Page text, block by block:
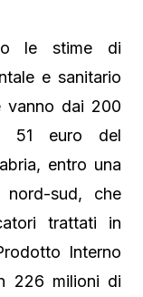
le stime di
e sanitario
vanno dai 200
51 euro del
entro una
sud, che
trattati in
Interno
226 milioni di